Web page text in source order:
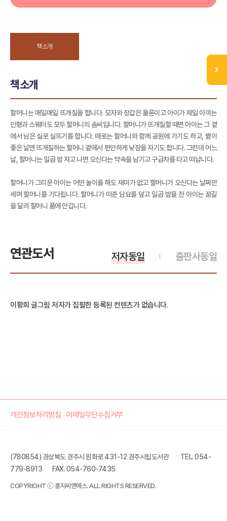
책소개
책소개
할머니는 매일매일 뜨개질을 합니다. 모자와 장갑은 물론이고 아이가 제일 아끼는
인형과 스웨터도 모두 할머니의 솜씨입니다. 할머니가 뜨개질할 때면 아이는 그 곁
에서 남은 실로 실뜨기를 합니다. 때로는 할머니와 함께 공원에 가기도 하고, 볕이
좋은 날엔 뜨개질하는 할머니 곁에서 편안하게 낮잠을 자기도 합니다. 그런데 어느
날, 할머니는 일곱 밤 자고 나면 오신다는 약속을 남기고 구급차를 타고 떠납니다.
할머니가 그리운 아이는 어떤 놀이를 해도 재미가 없고 할머니가 오신다는 날짜만
세며 할머니를 기다립니다. 할머니가 떠준 담요를 덮고 일곱 밤을 잔 아이는 꿈길
을 달려 할머니 품에 안깁니다.
연관도서 출판사동일
저자동일
이황희 글그림 저자가 집필한 등록된 컨텐츠가 없습니다.
개인정보처리방침 이메일무단수집거부
(780854) 경상북도 경주시 원화로 431-12 경주시립도서관
TEL. 054-
779-8913
FAX. 054-760-7435
COPYRIGHT ⓒ 홍지씨앤에스. ALL RIGHTS RESERVED.